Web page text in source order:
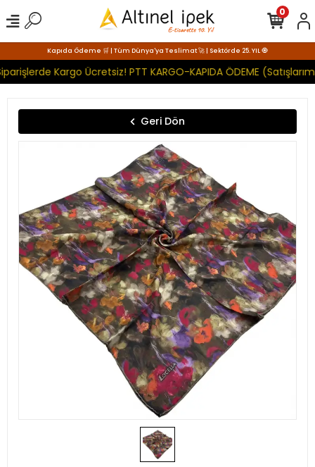
Kapıda Ödeme 🛒 | Tüm Dünya'ya Teslimat 🚀 | Sektörde 25. YIL 🧿
Kargo Ücretsiz! PTT KARGO-KAPIDA ÖDEME
0
Geri Dön